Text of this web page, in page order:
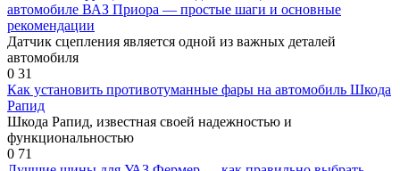
автомобиле ВАЗ Приора — простые шаги и основные
рекомендации
Датчик сцепления является одной из важных деталей
автомобиля
0 31
Как установить противотуманные фары на автомобиль Шкода
Рапид
Шкода Рапид, известная своей надежностью и
функциональностью
0 71